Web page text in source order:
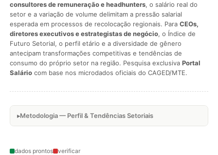
consultores de remuneração e headhunters, o salário real do
setor e a variação de volume delimitam a pressão salarial
esperada em processos de recolocação regionais. Para CEOs,
diretores executivos e estrategistas de negócio, o Índice de
Futuro Setorial, o perfil etário e a diversidade de gênero
antecipam transformações competitivas e tendências de
consumo do próprio setor na região. Pesquisa exclusiva Portal
Salário com base nos microdados oficiais do CAGED/MTE.
Metodologia — Perfil & Tendências Setoriais
dados prontos verificar